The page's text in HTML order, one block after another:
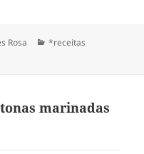
Rosa Categorias
*receitas
marinadas